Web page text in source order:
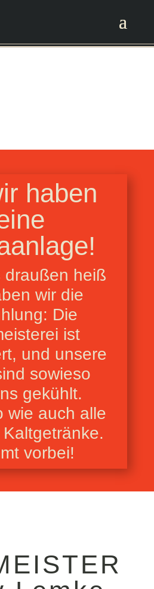
haben
draußen heiß
wir die
Die
ist
und unsere
sowieso
gekühlt.
wie auch alle
vorbei!